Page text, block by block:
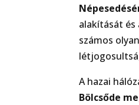
alakítását
számos
A hazai
Bölcsőde